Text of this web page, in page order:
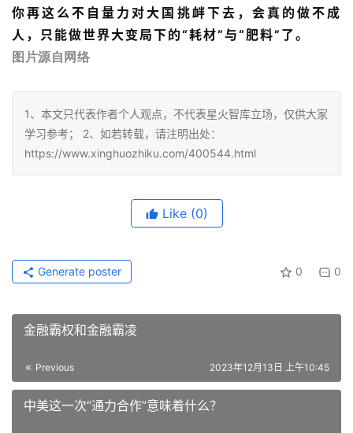
你再这么不自量力对大国挑衅下去，会真的做不成
人，只能做世界大变局下的“耗材”与“肥料”了。
图片源自网络
1、本文只代表作者个人观点，不代表星火智库立场，仅供大家
学习参考； 2、如若转载，请注明出处：
https://www.xinghuozhiku.com/400544.html
Like (0)
0 0
Generate poster
金融霸权和金融霸凌
Previous 2023年12月13日 上午10:45
中美这一次“通力合作”意味着什么？